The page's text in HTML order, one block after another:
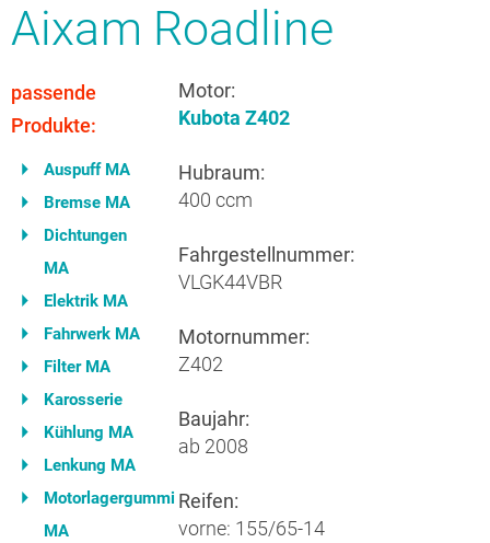
Aixam Roadline
passende
Produkte:
Auspuff MA
Bremse MA
Dichtungen
MA
Elektrik MA
Fahrwerk MA
Filter MA
Karosserie
Kühlung MA
Lenkung MA
Motorlagergummi
MA
Motor:
Kubota Z402
Hubraum:
400 ccm
Fahrgestellnummer:
VLGK44VBR
Motornummer:
Z402
Baujahr:
ab 2008
Reifen:
vorne: 155/65-14